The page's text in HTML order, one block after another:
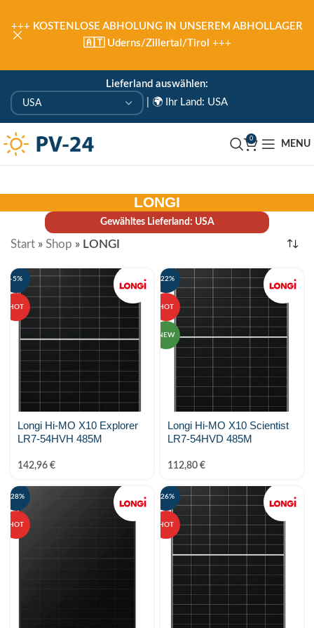
Lieferland auswählen:
🌍 Ihr Land: USA
0
MENU
LONGI
Gewähltes Lieferland: USA
Start » Shop » LONGI
-5%
HOT
Longi Hi-MO X10 Explorer
LR7-54HVH 485M
142,96 €
-22%
HOT
NEW
Longi Hi-MO X10 Scientist
LR7-54HVD 485M
112,80 €
-28%
HOT
-26%
HOT
+++ KOSTENLOSE ABHOLUNG IN UNSEREM ABHOLLAGER
🇦🇹 Uderns/Zillertal/Tirol +++